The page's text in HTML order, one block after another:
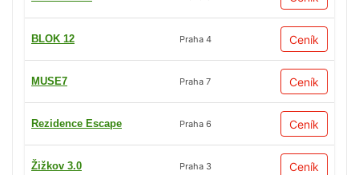
BLOK 12 Praha 4 Ceník
MUSE7 Praha 7 Ceník
Rezidence Escape Praha 6 Ceník
Žižkov 3.0 Praha 3 Ceník